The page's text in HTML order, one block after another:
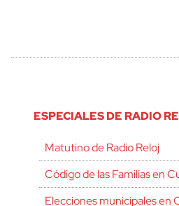
ESPECIALES DE RADIO
Matutino de Radio Reloj
Código de las Familias en
Elecciones municipales en